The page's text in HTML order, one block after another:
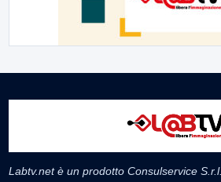
Labtv.net è un prodotto Consulservice S.r.l.